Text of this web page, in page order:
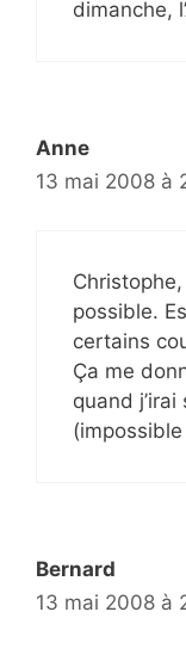
dimanche,
Anne
13 mai 2008 à
possible.
certains
Ça me
quand
(impossible
Bernard
13 mai 2008 à